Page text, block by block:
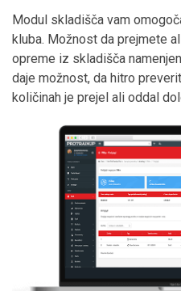
Modul skladišča vam
kluba. Možnost da prejmete
opreme iz skladišča
daje možnost, da hitro
količinah je prejel ali oddal